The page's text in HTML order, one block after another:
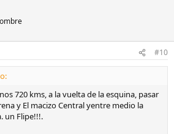
#10
720 kms, a la vuelta de la esquina, pasar
y El macizo Central yentre medio la
un Flipe!!!.